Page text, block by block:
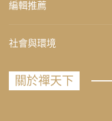
編輯推薦
社會與環境
關於禪天下